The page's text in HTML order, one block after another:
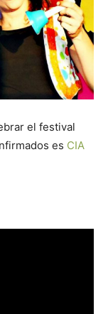
el festival
es CIA